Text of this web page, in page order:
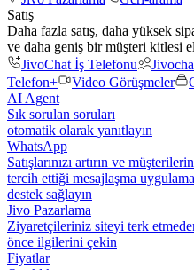
Satış
Daha fazla satış, daha yüksek
ve daha geniş bir müşteri kitlesi
JivoChat İş Telefonu
Telefon+
Video Görüşmeler
AI Agent
Sık sorulan soruları
otomatik olarak yanıtlayın
WhatsApp
Satışlarınızı artırın ve
tercih ettiği mesajlaşma
destek sağlayın
Jivo Pazarlama
Ziyaretçileriniz siteyi terk
önce ilgilerini çekin
Fiyatlar